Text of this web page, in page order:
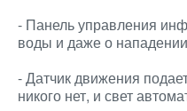
- Панель управления
воды и даже о
- Датчик движения
никого нет, и свет